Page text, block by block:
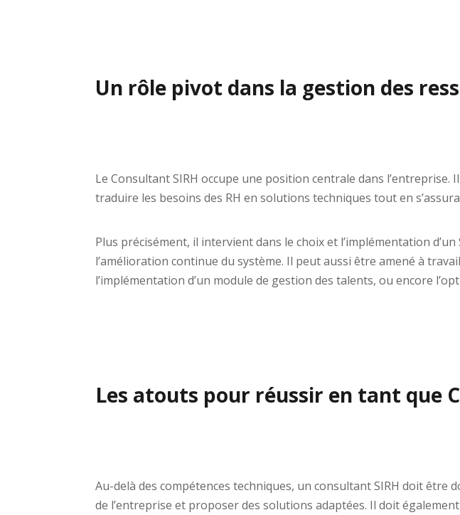
Un rôle pivot dans la gestion des
Le Consultant SIRH occupe une position centrale dans
traduire les besoins des RH en solutions techniques tout en
Plus précisément, il intervient dans le choix et l’implémentation
l’amélioration continue du système. Il peut aussi être amené à
l’implémentation d’un module de gestion des talents, ou encore
Les atouts pour réussir en tant que
Au-delà des compétences techniques, un consultant SIRH doit être
de l’entreprise et proposer des solutions adaptées. Il doit